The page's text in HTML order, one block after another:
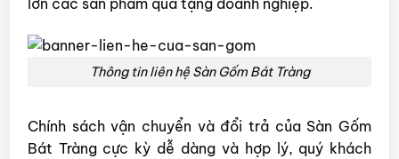
Thông tin liên hệ Sàn Gốm Bát Tràng
Chínhsách vận chuyển và đổi trả của Sàn Gốm
Bát Tràng cực kỳ dễ dàng và hợp lý, quý khách